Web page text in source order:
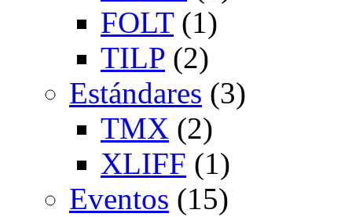
FOLT(1)
TILP (2)
Estándares (3)
TMX (2)
XLIFF (1)
Eventos (15)